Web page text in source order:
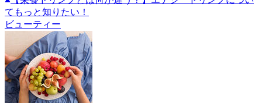
てもっと知りたい！
ビューティー